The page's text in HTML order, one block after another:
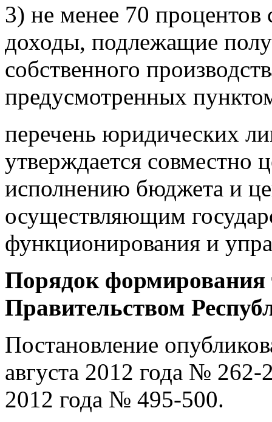
3) не менее 70 процентов
доходы, подлежащие
собственного
предусмотренных
перечень юридических
утверждается
исполнению бюджета и
осуществляющим
функционирования и
Порядок формирования
Правительством
Постановление
августа 2012 года № 262-
2012 года № 495-500.